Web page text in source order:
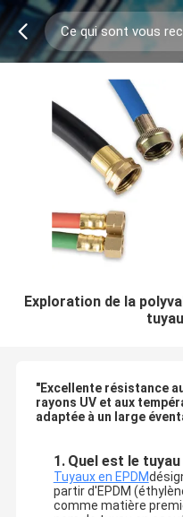
Exploration de la
"Excellente résistance
rayons UV et aux
adaptée à un large
1. Quel est le tuyau
Tuyaux en EPDM
partir d'EPDM
comme matière